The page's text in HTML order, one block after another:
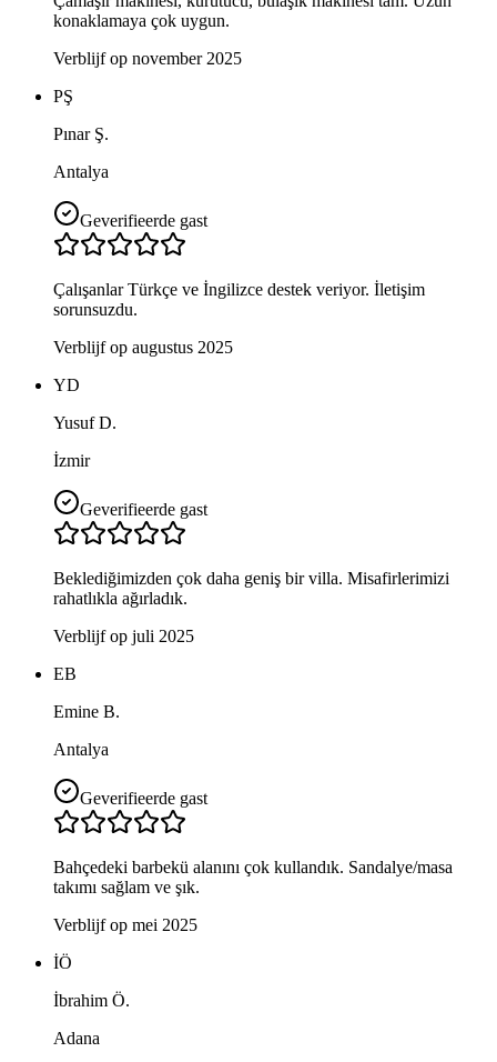
konaklamaya çok uygun.
Verblijf op november 2025
PŞ
Pınar Ş.
Antalya
Geverifieerde gast
Çalışanlar Türkçe ve İngilizce destek veriyor. İletişim
sorunsuzdu.
Verblijf op augustus 2025
YD
Yusuf D.
İzmir
Geverifieerde gast
Beklediğimizden çok daha geniş bir villa. Misafirlerimizi
rahatlıkla ağırladık.
Verblijf op juli 2025
EB
Emine B.
Antalya
Geverifieerde gast
Bahçedeki barbekü alanını çok kullandık. Sandalye/masa
takımı sağlam ve şık.
Verblijf op mei 2025
İÖ
İbrahim Ö.
Adana